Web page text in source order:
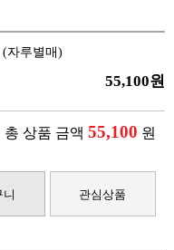
(자루별매)
55,100원
총 상품 금액 55,100 원
니 관심상품